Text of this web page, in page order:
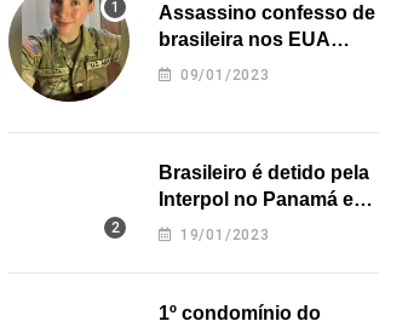
Assassino confesso de
brasileira nos EUA
revela onde deixou o
09/01/2023
Brasileiro é detido pela
Interpol no Panamá e
pode pegar prisão
19/01/2023
1º condomínio do